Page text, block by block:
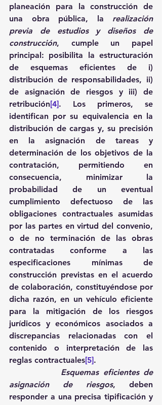
planeación para la construcción de
una obra pública, la realización
previa de estudios y diseños de
construcción, cumple un papel
principal: posibilita la estructuración
de esquemas eficientes de i)
distribución de responsabilidades, ii)
de asignación de riesgos y iii) de
retribución[4]. Los primeros, se
identifican por su equivalencia en la
distribución de cargas y, su precisión
en la asignación de tareas y
determinación de los objetivos de la
contratación, permitiendo en
consecuencia, minimizar la
probabilidad de un eventual
cumplimiento defectuoso de las
obligaciones contractuales asumidas
por las partes en virtud del convenio,
o de no terminación de las obras
contratadas conforme a las
especificaciones mínimas de
construcción previstas en el acuerdo
de colaboración, constituyéndose por
dicha razón, en un vehículo eficiente
para la mitigación de los riesgos
jurídicos y económicos asociados a
discrepancias relacionadas con el
contenido o interpretación de las
reglas contractuales[5].
Esquemas eficientes de
asignación de riesgos, deben
responder a una precisa tipificación y